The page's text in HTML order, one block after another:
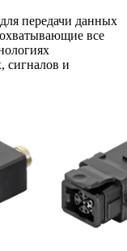
передачи данных
все
сигналов и